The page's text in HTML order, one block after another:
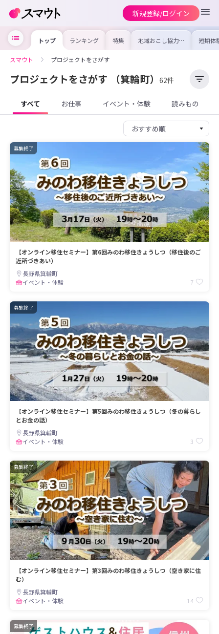
新規登録/ログイン
トップ ランキング 特集 地域おこし協力隊
の求人やイベント
を集めました！仕
けよう
短期体
り〜数
域を知
スマウト プロジェクトをさがす
プロジェクトをさがす （箕輪町） 62件
すべて お仕事 イベント・体験 読みもの
募集終了
【オンライン移住セミナー】第6回みのわ移住きょうしつ（移住後のご
近所づきあい）
長野県箕輪町
イベント・体験
7
募集終了
【オンライン移住セミナー】第5回みのわ移住きょうしつ（冬の暮らし
とお金の話）
長野県箕輪町
イベント・体験
3
募集終了
【オンライン移住セミナー】第3回みのわ移住きょうしつ（空き家に住
む）
長野県箕輪町
イベント・体験
14
募集終了